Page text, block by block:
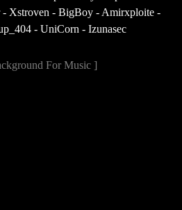
Xstroven - BigBoy - Amirxploite -
- UniCorn - Izunasec
For Music ]